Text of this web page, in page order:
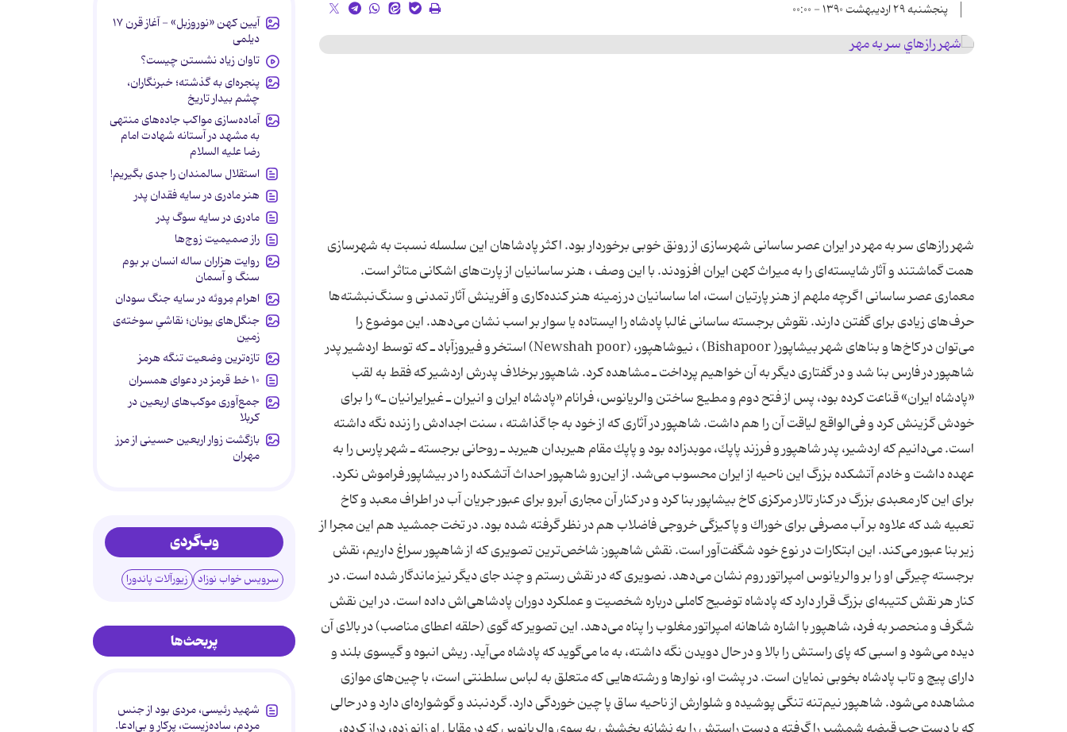
پنجشنبه ۲۹ اردیبهشت ۱۳۹۰ - ۰۰:۰۰
شهر رازهای سر به مهر در ایران عصر ساسانی شهرسازی از رونق خوبی برخوردار بود. اكثر پادشاهان این سلسله نسبت به شهرسازی
همت گماشتند و آثار شایسته‌ای را به میراث كهن ایران افزودند. با این وصف ، هنر ساسانیان از پارت‌های اشكانی متاثر است.
معماری عصر ساسانی اگرچه ملهم از هنر پارتیان است، اما ساسانیان در زمینه هنر كنده‌كاری و آفرینش آثار تمدنی و سنگ‌نبشته‌ها
حرف‌های زیادی برای گفتن دارند. نقوش برجسته ساسانی غالبا پادشاه را ایستاده یا سوار بر اسب نشان می‌دهد. این موضوع را
می‌توان در كاخ‌ها و بناهای شهر بیشاپور( Bishapoor) ، نیوشاهپور،‌ (Newshah poor) استخر و فیروزآباد ـ‌ كه توسط اردشیر پدر
شاهپور در فارس بنا شد و در گفتاری دیگر به آن خواهیم پرداخت ـ مشاهده كرد. شاهپور برخلاف پدرش اردشیر كه فقط به لقب
«پادشاه ایران» قناعت كرده بود، پس از فتح دوم و مطیع ساختن والریانوس، فرانام «پادشاه ایران و انیران ـ غیرایرانیان ـ» را برای
خودش گزینش كرد و فی‌الواقع لیاقت آن را هم داشت. شاهپور در آثاری كه از خود به جا گذاشته ، سنت اجدادش را زنده نگه داشته
است. می‌دانیم كه اردشیر، پدر شاهپور و فرزند پاپك، موبدزاده بود و پاپك مقام هیربدان هیربد ـ روحانی برجسته ـ شهر پارس را به
عهده داشت و خادم آتشكده بزرگ این ناحیه از ایران محسوب می‌شد. از این‌رو شاهپور احداث آتشكده را در بیشاپور فراموش نكرد.
برای این كار معبدی بزرگ در كنار تالار مركزی كاخ بیشاپور بنا كرد و در كنار آن مجاری آبرو برای عبور جریان آب در اطراف معبد و كاخ
تعبیه شد كه علاوه بر آب مصرفی برای خوراك و پاكیزگی خروجی فاضلاب هم در نظر گرفته شده بود. در تخت جمشید هم این مجرا از
زیر بنا عبور می‌كند. این ابتكارات در نوع خود شگفت‌آور است. نقش شاهپور: شاخص‌ترین تصویری كه از شاهپور سراغ داریم، نقش
برجسته چیرگی او را بر والریانوس امپراتور روم نشان می‌دهد. نصویری كه در نقش رستم و چند جای دیگر نیز ماندگار شده است. در
كنار هر نقش كتیبه‌ای بزرگ قرار دارد كه پادشاه توضیح كاملی درباره شخصیت و عملكرد دوران پادشاهی‌اش داده است. در این نقش
شگرف و منحصر به فرد، شاهپور با اشاره شاهانه امپراتور مغلوب را پناه می‌دهد. این تصویر كه گوی (حلقه اعطای مناصب)‌ در بالای آن
دیده می‌شود و اسبی كه پای راستش را بالا و در حال دویدن نگه داشته، به ما می‌گوید كه پادشاه می‌آید. ریش انبوه و گیسوی بلند و
دارای پیچ و تاب پادشاه بخوبی نمایان است. در پشت او، نوارها و رشته‌هایی كه متعلق به لباس سلطنتی است، با چین‌های موازی
مشاهده می‌شود. شاهپور نیم‌تنه تنگی پوشیده و شلوارش از ناحیه ساق پا چین خوردگی دارد. گردنبند و گوشواره‌ای دارد و در حالی
آیین کهن «نوروزبل» - آغاز قرن ۱۷
دیلمی
تاوان زیاد نشستن چیست؟
پنجره‌ای به گذشته؛ خبرنگاران،
چشم بیدار تاریخ
آماده‌سازی مواکب جاده‌های منتهی
به مشهد در آستانه شهادت امام
رضا علیه السلام
استقلال سالمندان را جدی بگیریم!
هنر مادری در سایه‌ فقدان پدر
مادری در سایه سوگ پدر
راز صمیمیت زوج‌ها
روایت هزاران ساله انسان بر بوم
سنگ و آسمان
اهرام مِروئه در سایه جنگ سودان
جنگل‌های یونان؛ نقاشیِ سوخته‌ی
زمین
تازه‌ترین وضعیت تنگه هرمز
۱۰ خط قرمز در دعوای همسران
جمع‌آوری موکب‌های اربعین در
کربلا
بازگشت زوار اربعین حسینی از مرز
مهران
وب‌گردی
سرویس خواب نوزاد زیورآلات پاندورا
پربحث‌ها
شهید رئیسی، مردی بود از جنس
مردم، ساده‌زیست، پرکار و بی‌ادعا.